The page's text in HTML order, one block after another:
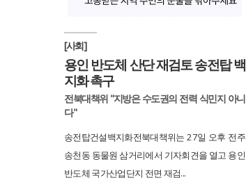
[사회]
용인 반도체 산단 재검토 송전탑 백
지화 촉구
전북대책위 "지방은 수도권의 전력 식민지 아니
다"
송전탑건설백지화전북대책위는 27일 오후 전주
송천동 동물원 삼거리에서 기자회견을 열고 용인
반도체 국가산업단지 전면 재검...